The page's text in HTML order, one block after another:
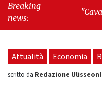
Breaking
news:
"Cava de'
Attualità Economia
scritto da Redazione